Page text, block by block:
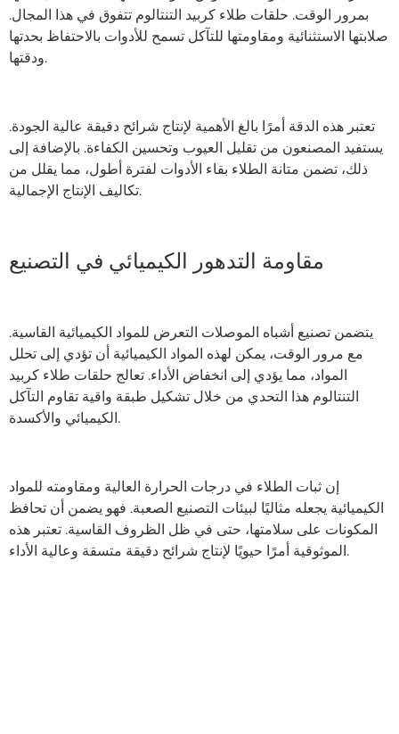
بمرور الوقت. حلقات طلاء كربيد التنتالوم تتفوق في هذا المجال.
صلابتها الاستثنائية ومقاومتها للتآكل تسمح للأدوات بالاحتفاظ بحدتها
ودقتها.
تعتبر هذه الدقة أمرًا بالغ الأهمية لإنتاج شرائح دقيقة عالية الجودة.
يستفيد المصنعون من تقليل العيوب وتحسين الكفاءة. بالإضافة إلى
ذلك، تضمن متانة الطلاء بقاء الأدوات لفترة أطول، مما يقلل من
تكاليف الإنتاج الإجمالية.
مقاومة التدهور الكيميائي في التصنيع
يتضمن تصنيع أشباه الموصلات التعرض للمواد الكيميائية القاسية.
مع مرور الوقت، يمكن لهذه المواد الكيميائية أن تؤدي إلى تحلل
المواد، مما يؤدي إلى انخفاض الأداء. تعالج حلقات طلاء كربيد
التنتالوم هذا التحدي من خلال تشكيل طبقة واقية تقاوم التآكل
الكيميائي والأكسدة.
إن ثبات الطلاء في درجات الحرارة العالية ومقاومته للمواد
الكيميائية يجعله مثاليًا لبيئات التصنيع الصعبة. فهو يضمن أن تحافظ
المكونات على سلامتها، حتى في ظل الظروف القاسية. تعتبر هذه
الموثوقية أمرًا حيويًا لإنتاج شرائح دقيقة متسقة وعالية الأداء.